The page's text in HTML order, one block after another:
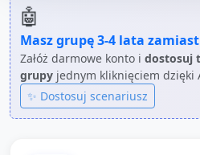
🤖
Masz grupę3-4 lata zamiast
Załóż darmowe konto i dostosuj
grupy jednym kliknięciem dzięki
✨ Dostosuj scenariusz